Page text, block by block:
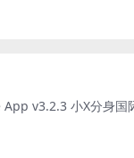
App v3.2.3 小X分身国